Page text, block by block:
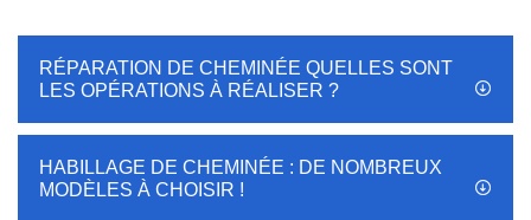
RÉPARATION DE CHEMINÉE QUELLES SONT
LES OPÉRATIONS À RÉALISER ?
HABILLAGE DE CHEMINÉE : DE NOMBREUX
MODÈLES À CHOISIR !